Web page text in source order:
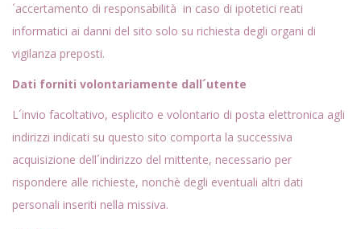
´accertamento di responsabilità in caso di ipotetici reati
informatici ai danni del sito solo su richiesta degli organi di
vigilanza preposti.
Dati forniti volontariamente dall´utente
L´invio facoltativo, esplicito e volontario di posta elettronica agli
indirizzi indicati su questo sito comporta la successiva
acquisizione dell´indirizzo del mittente, necessario per
rispondere alle richieste, nonchè degli eventuali altri dati
personali inseriti nella missiva.